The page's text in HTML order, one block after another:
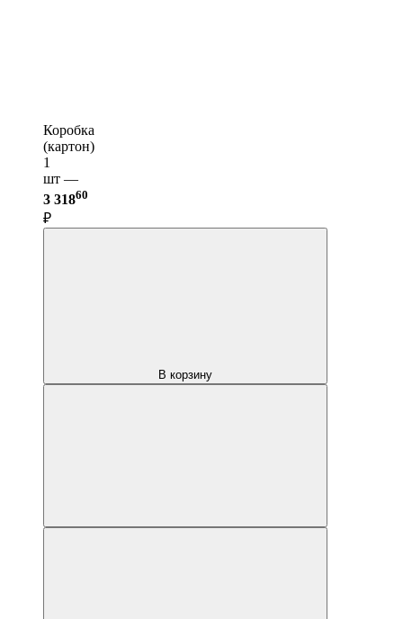
Коробка
(картон)
1
шт —
3 31860
₽
В корзину